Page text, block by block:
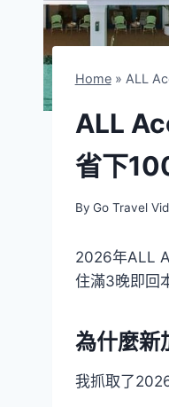
Home» ALL
ALL
省下
By Go Travel
2026年ALL
住滿3晚即回
為什麼新
我抓取了